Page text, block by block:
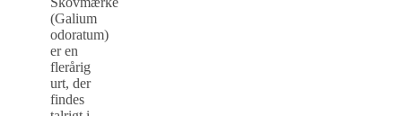
(Galium
odoratum)
er en
flerårig
urt, der
findes